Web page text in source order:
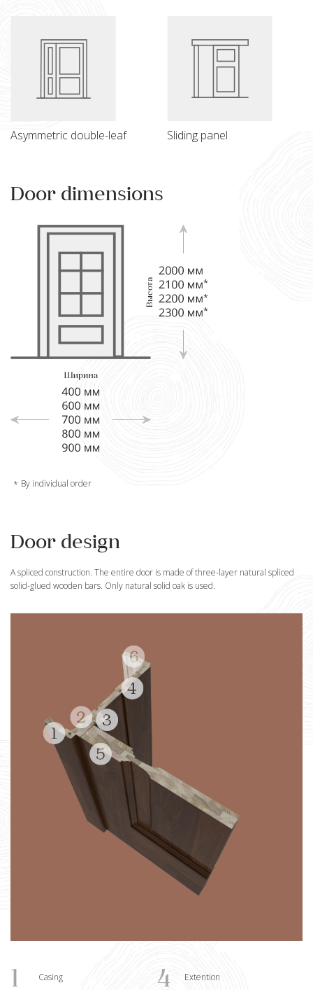
Asymmetric double-leaf Sliding panel
Door dimensions
By individual order
Door design
A spliced construction. The entire door is made of three-layer natural spliced
solid-glued wooden bars. Only natural solid oak is used.
1 Casing 4 Extention